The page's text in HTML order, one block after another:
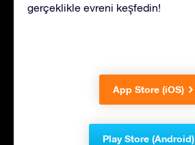
gerçeklikle evreni keşfedin!
App Store (iOS)
Play Store (Android)